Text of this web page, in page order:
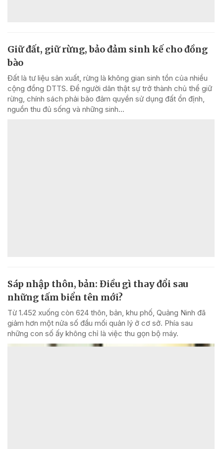
Giữ đất, giữ rừng, bảo đảm sinh kế cho đồng
bào
Đất là tư liệu sản xuất, rừng là không gian sinh tồn của nhiều
cộng đồng DTTS. Để người dân thật sự trở thành chủ thể giữ
rừng, chính sách phải bảo đảm quyền sử dụng đất ổn định,
nguồn thu đủ sống và những sinh...
Sáp nhập thôn, bản: Điều gì thay đổi sau
những tấm biển tên mới?
Từ 1.452 xuống còn 624 thôn, bản, khu phố, Quảng Ninh đã
giảm hơn một nửa số đầu mối quản lý ở cơ sở. Phía sau
những con số ấy không chỉ là việc thu gọn bộ máy.